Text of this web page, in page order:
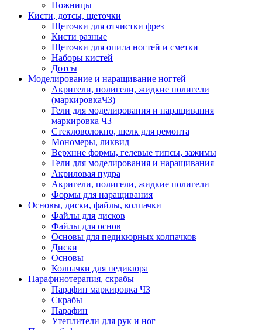
Ножницы
Кисти, дотсы, щеточки
Щеточки для отчистки фрез
Кисти разные
Щеточки для опила ногтей и сметки
Наборы кистей
Дотсы
Моделирование и наращивание ногтей
Акригели, полигели, жидкие полигели
(маркировкаЧЗ)
Гели для моделирования и наращивания
маркировка ЧЗ
Стекловолокно, шелк для ремонта
Мономеры, ликвид
Верхние формы, гелевые типсы, зажимы
Гели для моделирования и наращивания
Акриловая пудра
Акригели, полигели, жидкие полигели
Формы для наращивания
Основы, диски, файлы, колпачки
Файлы для дисков
Файлы для основ
Основы для педикюрных колпачков
Диски
Основы
Колпачки для педикюра
Парафинотерапия, скрабы
Парафин маркировка ЧЗ
Скрабы
Парафин
Утеплители для рук и ног